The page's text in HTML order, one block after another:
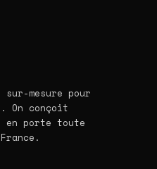
sur-mesure pour
On conçoit
porte toute